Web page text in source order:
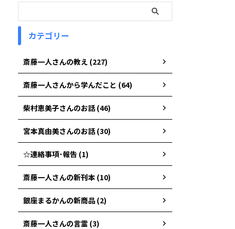
カテゴリー
斎藤一人さんの教え (227)
斎藤一人さんから学んだこと (64)
柴村恵美子さんのお話 (46)
宮本真由美さんのお話 (30)
☆連絡事項･報告 (1)
斎藤一人さんの新刊本 (10)
銀座まるかんの新商品 (2)
斎藤一人さんの言霊 (3)